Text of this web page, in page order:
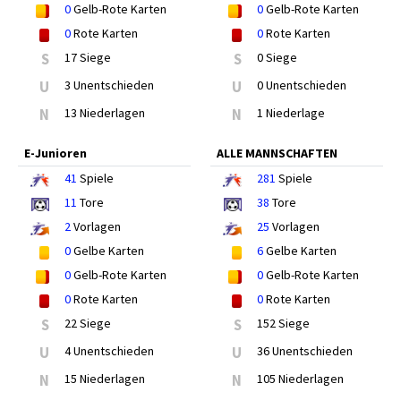
0Gelb-Rote Karten
0Rote Karten
S 17 Siege
U 3 Unentschieden
N 13 Niederlagen
0Gelb-Rote Karten
0Rote Karten
S 0 Siege
U 0 Unentschieden
N 1 Niederlage
E-Junioren
41 Spiele
11 Tore
2Vorlagen
0Gelbe Karten
0Gelb-Rote Karten
0Rote Karten
S 22 Siege
U 4 Unentschieden
N 15 Niederlagen
ALLE MANNSCHAFTEN
281 Spiele
38 Tore
25 Vorlagen
6Gelbe Karten
0Gelb-Rote Karten
0Rote Karten
S 152 Siege
U 36 Unentschieden
N 105 Niederlagen